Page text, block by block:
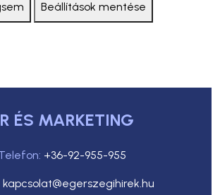
Beállítások mentése
ÉS MARKETING
+36-92-955-955
kapcsolat@egerszegihirek.hu